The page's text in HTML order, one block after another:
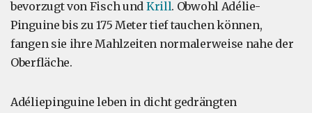
bevorzugt von Fisch und Krill. Obwohl Adélie-
Pinguine bis zu 175 Meter tief tauchen können,
fangen sie ihre Mahlzeiten normalerweise nahe der
Oberfläche.
Adéliepinguine leben in dicht gedrängten